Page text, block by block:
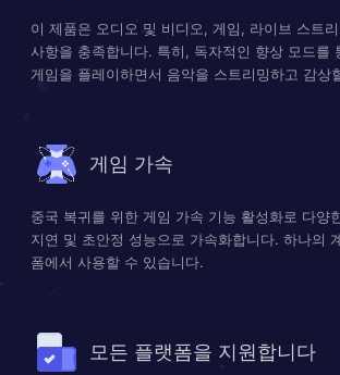
이 제품은 오디오 및 비디오, 게임, 라이브 스트
사항을 충족합니다. 특히, 독자적인 향상 모드를
게임을 플레이하면서 음악을 스트리밍하고 감상
게임 가속
중국 복귀를 위한 게임 가속 기능 활성화로 다양
지연 및 초안정 성능으로 가속화합니다. 하나의
폼에서 사용할 수 있습니다.
모든 플랫폼을 지원합니다